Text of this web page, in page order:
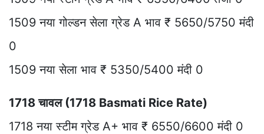
1509 नया गोल्डन सेला ग्रेड A भाव ₹ 5650/5750 मंदी
0
1509 नया सेला भाव ₹ 5350/5400 मंदी 0
1718 चावल (1718 Basmati Rice Rate)
1718 नया स्टीम ग्रेड A+ भाव ₹ 6550/6600 मंदी 0